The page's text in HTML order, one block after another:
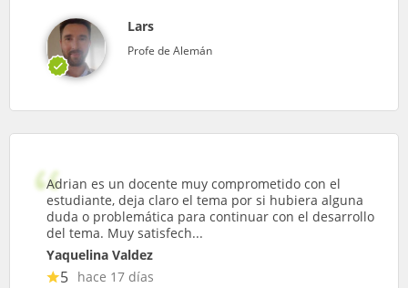
Lars
Profe de Alemán
Adrian es un docente muy comprometido con el
estudiante, deja claro el tema por si hubiera alguna
duda o problemática para continuar con el desarrollo
del tema. Muy satisfech...
Yaquelina Valdez
5 hace 17 días